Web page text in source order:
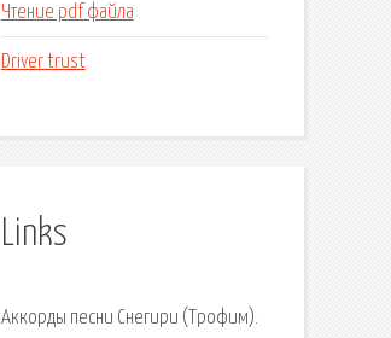
Чтение pdf файла
Driver trust
Links
Аккорды песни Снегири (Трофим).